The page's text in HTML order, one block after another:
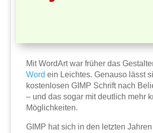
Mit WordArt war früher das
Word ein Leichtes. Genauso lässt
kostenlosen GIMP Schrift nach
– und das sogar mit deutlich mehr
Möglichkeiten.
GIMP hat sich in den letzten